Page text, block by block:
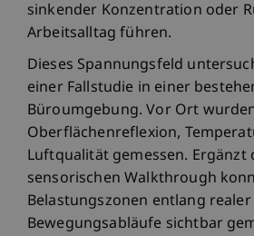
sinkender Konzentration oder
Arbeitsalltag führen.
Dieses Spannungsfeld
einer Fallstudie in einer
Büroumgebung. Vor Ort
Oberflächenreflexion,
Luftqualität gemessen. Ergänzt
sensorischen Walkthrough
Belastungszonen entlang realer
Bewegungsabläufe sichtbar